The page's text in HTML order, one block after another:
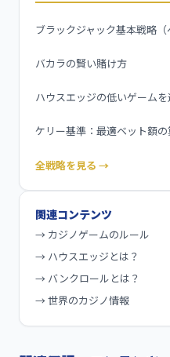
ブラックジャック基本戦略（
バカラの賢い賭け方
ハウスエッジの低いゲーム
ケリー基準：最適ベット額
全戦略を見る →
関連コンテンツ
→ カジノゲームのルール
→ ハウスエッジとは？
→ バンクロールとは？
→世界のカジノ情報